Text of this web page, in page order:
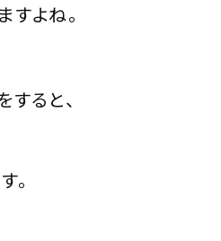
すよね。
ると、
。